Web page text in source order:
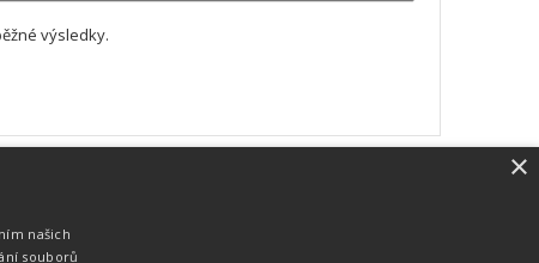
výsledky.
×
našich
souborů